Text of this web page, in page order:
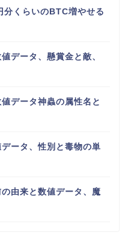
くらいのBTC増やせる
データ、懸賞金と敵、
データ神蟲の属性名と
ータ、性別と毒物の単
由来と数値データ、魔